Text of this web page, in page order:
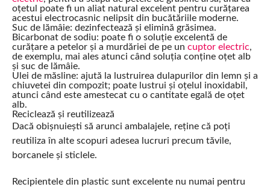
oțetul poate fi un aliat natural excelent pentru curățarea
acestui electrocasnic nelipsit din bucătăriile moderne.
Suc de lămâie: dezinfectează și elimină grăsimea.
Bicarbonat de sodiu: poate fi o soluție excelentă de
curățare a petelor și a murdăriei de pe un cuptor electric,
de exemplu, mai ales atunci când soluția conține oțet alb
și suc de lămâie.
Ulei de măsline: ajută la lustruirea dulapurilor din lemn și a
chiuvetei din compozit; poate lustrui și oțelul inoxidabil,
atunci când este amestecat cu o cantitate egală de oțet
alb.
Reciclează și reutilizează
Dacă obișnuiești să arunci ambalajele, reține că poți
reutiliza în alte scopuri adesea lucruri precum tăvile,
borcanele și sticlele.
Recipientele din plastic sunt excelente nu numai pentru